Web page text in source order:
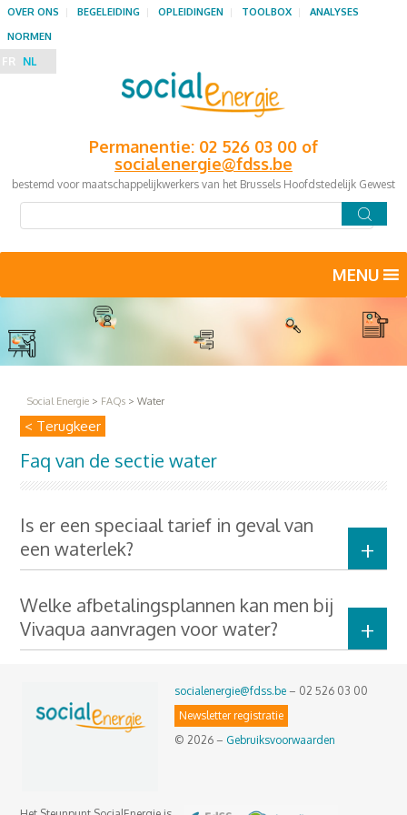
Permanentie: 02 526 03 00 of
socialenergie@fdss.be
bestemd voor maatschappelijkwerkers van het Brussels Hoofdstedelijk Gewest
OVER ONS BEGELEIDING OPLEIDINGEN TOOLBOX
ANALYSES
NORMEN
FR NL
MENU
Social Energie > FAQs > Water
< Terugkeer
Faq van de sectie water
Is er een speciaal tarief in geval van
een waterlek?
Welke afbetalingsplannen kan men bij
Vivaqua aanvragen voor water?
socialenergie@fdss.be – 02 526 03 00
Newsletter registratie
© 2026 – Gebruiksvoorwaarden